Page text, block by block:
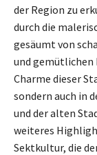
der Region zu
durch die
gesäumt von
und gemütlichen
Charme dieser
sondern auch in
und der alten
weiteres
Sektkultur, die